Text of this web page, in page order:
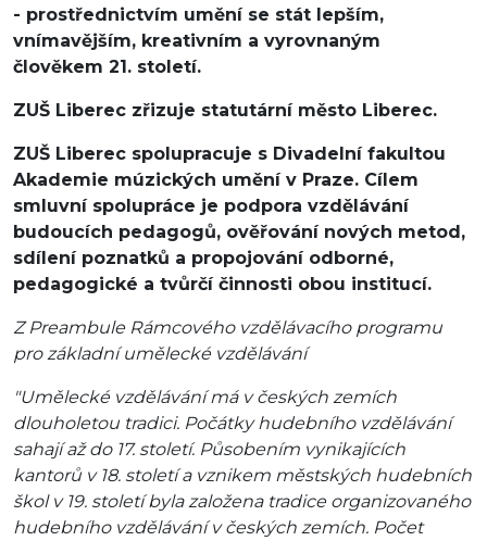
- prostřednictvím umění se stát lepším,
vnímavějším, kreativním a vyrovnaným
člověkem 21. století.
ZUŠ Liberec zřizuje statutární město Liberec.
ZUŠ Liberec spolupracuje s Divadelní fakultou
Akademie múzických umění v Praze. Cílem
smluvní spolupráce je podpora vzdělávání
budoucích pedagogů, ověřování nových metod,
sdílení poznatků a propojování odborné,
pedagogické a tvůrčí činnosti obou institucí.
Z Preambule Rámcového vzdělávacího programu
pro základní umělecké vzdělávání
"Umělecké vzdělávání má v českých zemích
dlouholetou tradici. Počátky hudebního vzdělávání
sahají až do 17. století. Působením vynikajících
kantorů v 18. století a vznikem městských hudebních
škol v 19. století byla založena tradice organizovaného
hudebního vzdělávání v českých zemích. Počet